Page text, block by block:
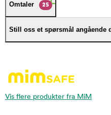
Omtaler 25
Still oss et spørsmål angående
Vis flere produkter fra MiM